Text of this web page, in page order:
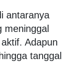
antaranya
meninggal
Adapun
tanggal